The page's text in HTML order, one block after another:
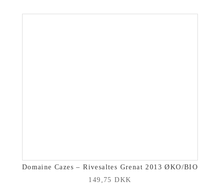
Domaine Cazes – Rivesaltes Grenat 2013 ØKO/BIO
149,75DKK